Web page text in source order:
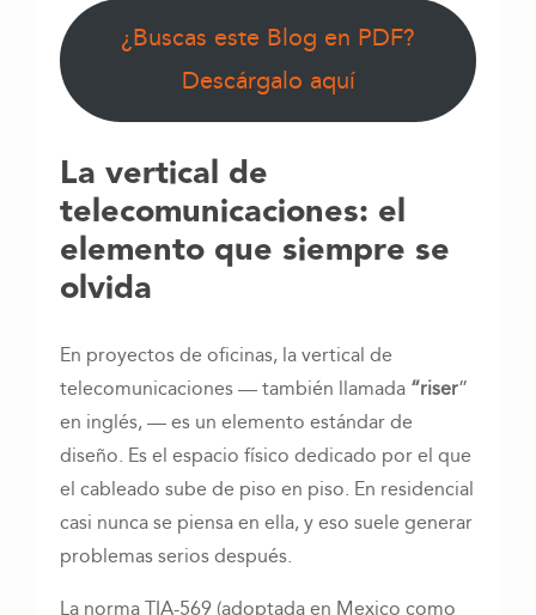
¿Buscas este Blog en PDF?
Descárgalo aquí
La vertical de
telecomunicaciones: el
elemento que siempre se
olvida
En proyectos de oficinas, la vertical de
telecomunicaciones — también llamada “riser”
en inglés, — es un elemento estándar de
diseño. Es el espacio físico dedicado por el que
el cableado sube de piso en piso. En residencial
casi nunca se piensa en ella, y eso suele generar
problemas serios después.